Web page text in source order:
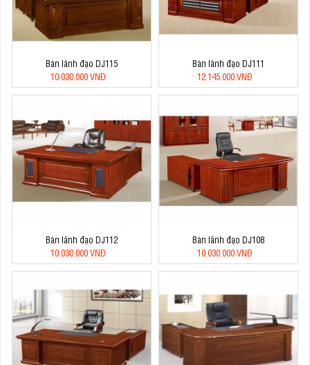
Bàn lãnh đạo DJ115
10.030.000 VNĐ
Bàn lãnh đạo DJ111
12.145.000 VNĐ
Bàn lãnh đạo DJ112
10.030.000 VNĐ
Bàn lãnh đạo DJ108
10.030.000 VNĐ